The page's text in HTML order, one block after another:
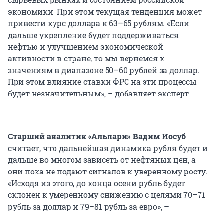
экономики. При этом текущая тенденция может
привести курс доллара к 63–65 рублям. «Если
дальше укрепление будет поддерживаться
нефтью и улучшением экономической
активности в стране, то мы вернемся к
значениям в диапазоне 50–60 рублей за доллар.
При этом влияние ставки ФРС на эти процессы
будет незначительным», – добавляет эксперт.
Старший аналитик «Альпари» Вадим Иосуб
считает, что дальнейшая динамика рубля будет и
дальше во многом зависеть от нефтяных цен, а
они пока не подают сигналов к уверенному росту.
«Исходя из этого, до конца осени рубль будет
склонен к умеренному снижению с целями 70–71
рубль за доллар и 79–81 рубль за евро», –